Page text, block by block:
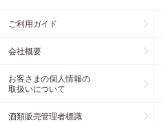
ご利用ガイド
会社概要
お客さまの個人情報の
取扱いについて
酒類販売管理者標識